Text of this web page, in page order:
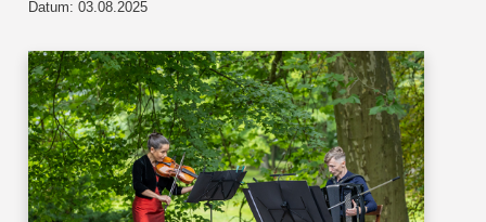
Datum: 03.08.2025